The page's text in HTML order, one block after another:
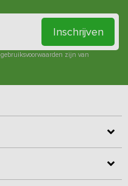
Inschrijven
gebruiksvoorwaarden zijn van